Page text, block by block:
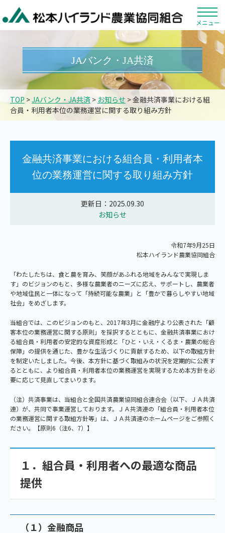
メニュー
JAバンク・JA共済
TOP >JAバンク・JA共済 > お知らせ > 金融共済事業における組
合員・利用者本位の業務運営に関する取り組み方針
金融共済事業における組合員・利用者本
位の業務運営に関する取り組み方針
更新日：2025.09.30
お知らせ
令和7年9月25日
松本ハイランド農業協同組合
「わたしたちは、食と農を育み、笑顔があふれる地域をみんなで実現しま
す」のビジョンのもと、多様な農業者のニーズに応え、サポートし、農業者
や地域住民と一体になって「持続可能な農業」と「豊かで暮らしやすい地域
社会」をめざします。
当組合では、このビジョンのもと、2017年3月に金融庁より公表された「顧
客本位の業務運営に関する原則」を採択するとともに、金融共済事業におけ
る組合員・利用者の安定的な資産形成と「ひと・いえ・くるま・農業の総合
保障」の提供を通じた、豊かな生活づくりに貢献するため、以下の取組方針
を制定いたしました。今後、本方針に基づく取組みの状況を定期的に公表す
るとともに、より組合員・利用者本位の業務運営を実現するため本方針を必
要に応じて見直してまいります。
（注）共済事業は、当組合と全国共済農業協同組合連合会（以下、ＪＡ共済
連）が、共同で事業運営しております。ＪＡ共済連の「組合員・利用者本位
の業務運営に関する取組方針等」は、ＪＡ共済連のホームページをご参照く
ださい。【原則6（注6、7）】
１．組合員・利用者への最適な商品
提供
（１）金融商品